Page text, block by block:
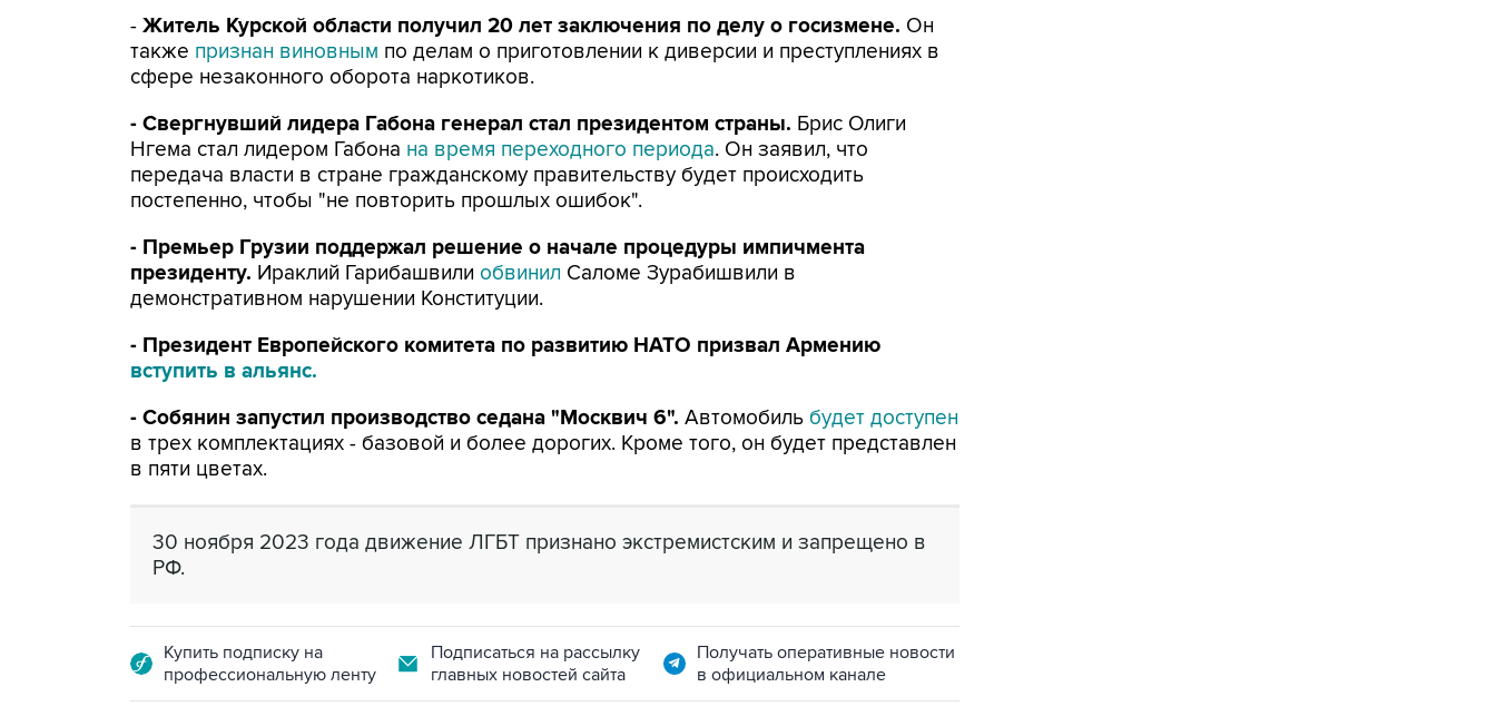
- Житель Курской области получил 20 лет заключения по делу о госизмене. Он
также признан виновным по делам о приготовлении к диверсии и преступлениях в
сфере незаконного оборота наркотиков.
- Свергнувший лидера Габона генерал стал президентом страны. Брис Олиги
Нгема стал лидером Габона на время переходного периода. Он заявил, что
передача власти в стране гражданскому правительству будет происходить
постепенно, чтобы "не повторить прошлых ошибок".
- Премьер Грузии поддержал решение о начале процедуры импичмента
президенту. Ираклий Гарибашвили обвинил Саломе Зурабишвили в
демонстративном нарушении Конституции.
- Президент Европейского комитета по развитию НАТО призвал Армению
вступить в альянс.
- Собянин запустил производство седана "Москвич 6". Автомобиль будет доступен
в трех комплектациях - базовой и более дорогих. Кроме того, он будет представлен
в пяти цветах.
30 ноября 2023 года движение ЛГБТ признано экстремистским и запрещено в
РФ.
Купить подписку на
профессиональную ленту
Подписаться на рассылку
главных новостей сайта
Получать оперативные новости
в официальном канале